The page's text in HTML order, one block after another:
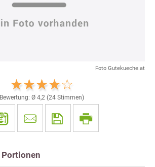
Foto Gutekueche.at
Bewertung: Ø 4,2(24Stimmen)
Portionen